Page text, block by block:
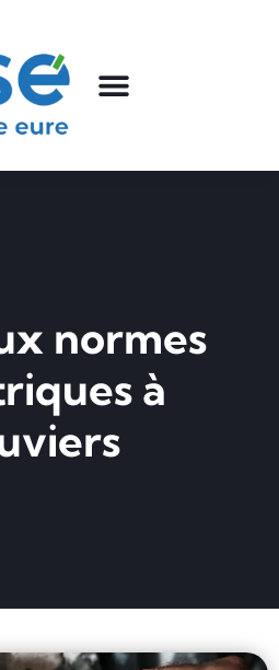
normes
à